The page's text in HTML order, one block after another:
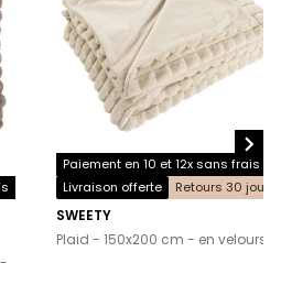
Paiement en 10 et 12x sans frais
Livraison offerte
Retours 30 jours
SWEETY
-
Plaid - 150x200 cm - en velours
